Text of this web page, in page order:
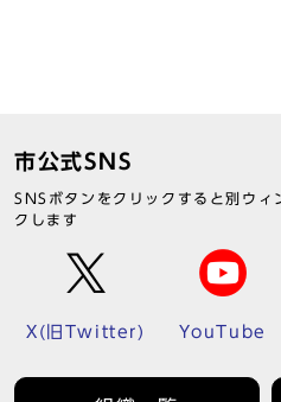
市公式SNS
SNSボタンをクリックすると別ウィ
クします
X(旧Twitter) YouTube